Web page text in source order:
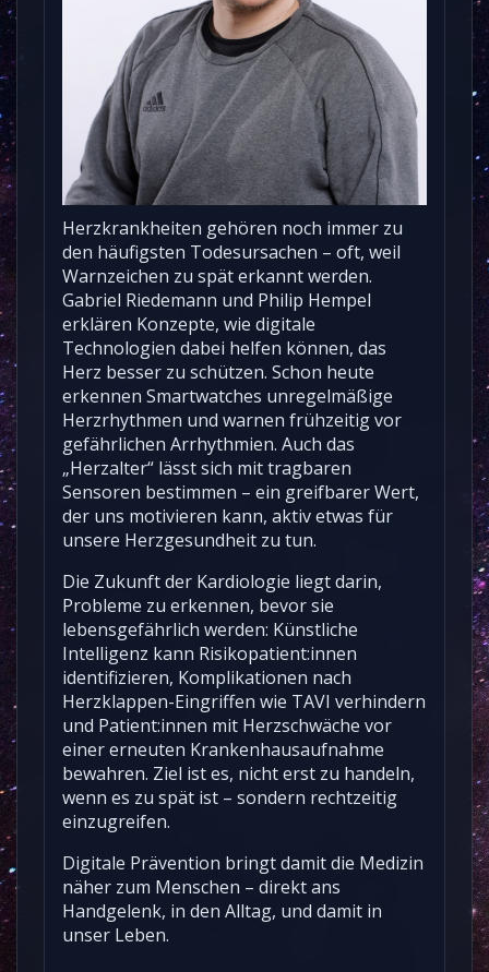
Herzkrankheiten gehören noch immer zu
den häufigsten Todesursachen – oft, weil
Warnzeichen zu spät erkannt werden.
Gabriel Riedemann und Philip Hempel
erklären Konzepte, wie digitale
Technologien dabei helfen können, das
Herz besser zu schützen. Schon heute
erkennen Smartwatches unregelmäßige
Herzrhythmen und warnen frühzeitig vor
gefährlichen Arrhythmien. Auch das
„Herzalter“ lässt sich mit tragbaren
Sensoren bestimmen – ein greifbarer Wert,
der uns motivieren kann, aktiv etwas für
unsere Herzgesundheit zu tun.
Die Zukunft der Kardiologie liegt darin,
Probleme zu erkennen, bevor sie
lebensgefährlich werden: Künstliche
Intelligenz kann Risikopatient:innen
identifizieren, Komplikationen nach
Herzklappen-Eingriffen wie TAVI verhindern
und Patient:innen mit Herzschwäche vor
einer erneuten Krankenhausaufnahme
bewahren. Ziel ist es, nicht erst zu handeln,
wenn es zu spät ist – sondern rechtzeitig
einzugreifen.
Digitale Prävention bringt damit die Medizin
näher zum Menschen – direkt ans
Handgelenk, in den Alltag, und damit in
unser Leben.